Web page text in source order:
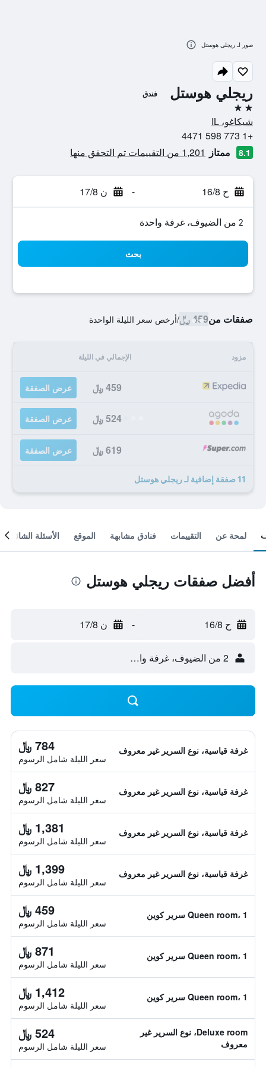
ريجلي هوستل فندق
2 نجمتين
شيكاغو، IL
+1 773 598 4471
8.1 ممتاز 1,201 من التقييمات تم التحقق منها
ح 16/8 - ن 17/8
2 من الضيوف، غرفة واحدة
بحث
صفقات من459 ﷼ /أرخص سعر الليلة الواحدة
مزود الإجمالي في الليلة
459 ﷼ عرض الصفقة
524 ﷼ عرض الصفقة
619 ﷼ عرض الصفقة
11 صفقة إضافية لـ ريجلي هوستل
صور لـ ريجلي هوستل
لمحة عن التقييمات فنادق مشابهة الموقع الأسئلة الشائعة
أفضل صفقات ريجلي هوستل
ح 16/8 - ن 17/8
2 من الضيوف، غرفة واحدة
غرفة قياسية، نوع السرير غير معروف 784 ﷼
سعر الليلة شامل الرسوم
غرفة قياسية، نوع السرير غير معروف 827 ﷼
سعر الليلة شامل الرسوم
غرفة قياسية، نوع السرير غير معروف 1,381 ﷼
سعر الليلة شامل الرسوم
غرفة قياسية، نوع السرير غير معروف 1,399 ﷼
سعر الليلة شامل الرسوم
Queen room، 1 سرير كوين 459 ﷼
سعر الليلة شامل الرسوم
Queen room، 1 سرير كوين 871 ﷼
سعر الليلة شامل الرسوم
Queen room، 1 سرير كوين 1,412 ﷼
سعر الليلة شامل الرسوم
Deluxe room، نوع السرير غير
معروف
524 ﷼
سعر الليلة شامل الرسوم